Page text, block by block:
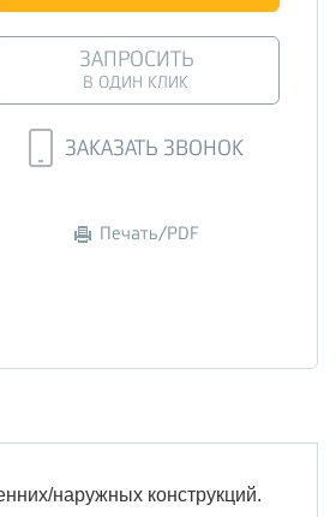
ЗАПРОСИТЬ
В ОДИН КЛИК
ЗАКАЗАТЬ ЗВОНОК
Печать/PDF
наружных конструкций.